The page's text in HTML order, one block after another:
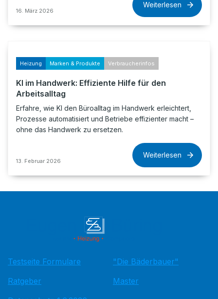
16. März 2026
Weiterlesen
Heizung Marken & Produkte Verbraucherinfos
KI im Handwerk: Effiziente Hilfe für den
Arbeitsalltag
Erfahre, wie KI den Büroalltag im Handwerk erleichtert,
Prozesse automatisiert und Betriebe effizienter macht –
ohne das Handwerk zu ersetzen.
13. Februar 2026
Weiterlesen
Testseite Formulare
Ratgeber
"Die Bäderbauer"
Master